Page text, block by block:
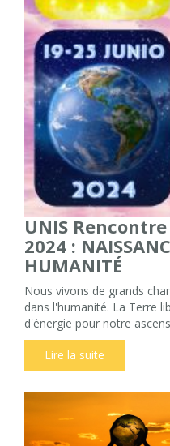
UNIS
2024 :
HUMANITÉ
Nous vivons de grands
dans l'humanité. La Terre
d'énergie pour notre
Lire la suite